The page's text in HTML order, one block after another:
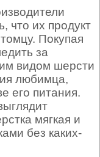
что их продукт
Покупая
за
видом шерсти
любимца,
его питания.
мягкая и
без каких-